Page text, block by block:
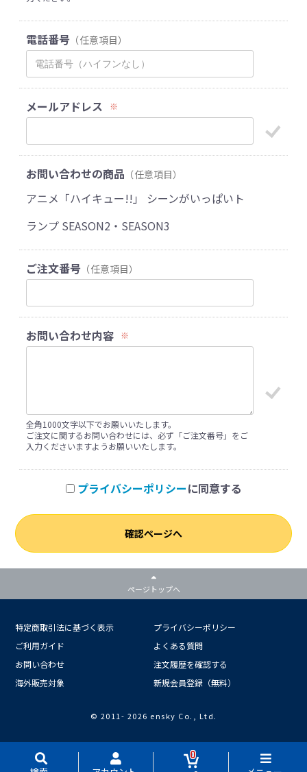
電話番号 （任意項目）
メールアドレス ※
お問い合わせの商品 （任意項目）
アニメ「ハイキュー!!」 シーンがいっぱいト
ランプ SEASON2・SEASON3
ご注文番号 （任意項目）
お問い合わせ内容 ※
全角1000文字以下でお願いいたします。
ご注文に関するお問い合わせには、必ず「ご注文番号」をご
入力くださいますようお願いいたします。
プライバシーポリシーに同意する
確認ページへ
0
ページトップへ
特定商取引法に基づく表示
プライバシーポリシー
ご利用ガイド
よくある質問
お問い合わせ
注文履歴を確認する
海外販売対象
新規会員登録（無料）
© 2011- 2026 ensky Co., Ltd.